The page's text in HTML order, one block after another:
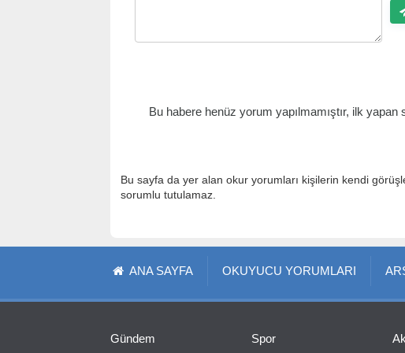
Bu habere henüz yorum yapılmamıştır, ilk yapan
Bu sayfa da yer alan okur yorumları kişilerin kendi
sorumlu tutulamaz.
ANA SAYFA OKUYUCU YORUMLARI
Gündem Spor